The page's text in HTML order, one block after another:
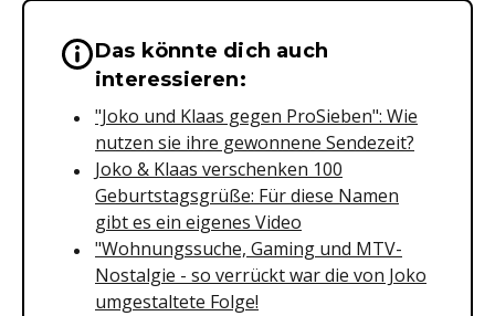
Wichtige Hinweise &
Das könnte dich auch
interessieren:
"Joko und Klaas gegen ProSieben": Wie
nutzen sie ihre gewonnene Sendezeit?
Joko & Klaas verschenken 100
Geburtstagsgrüße: Für diese Namen
gibt es ein eigenes Video
"Wohnungssuche, Gaming und MTV-
Nostalgie - so verrückt war die von Joko
umgestaltete Folge!